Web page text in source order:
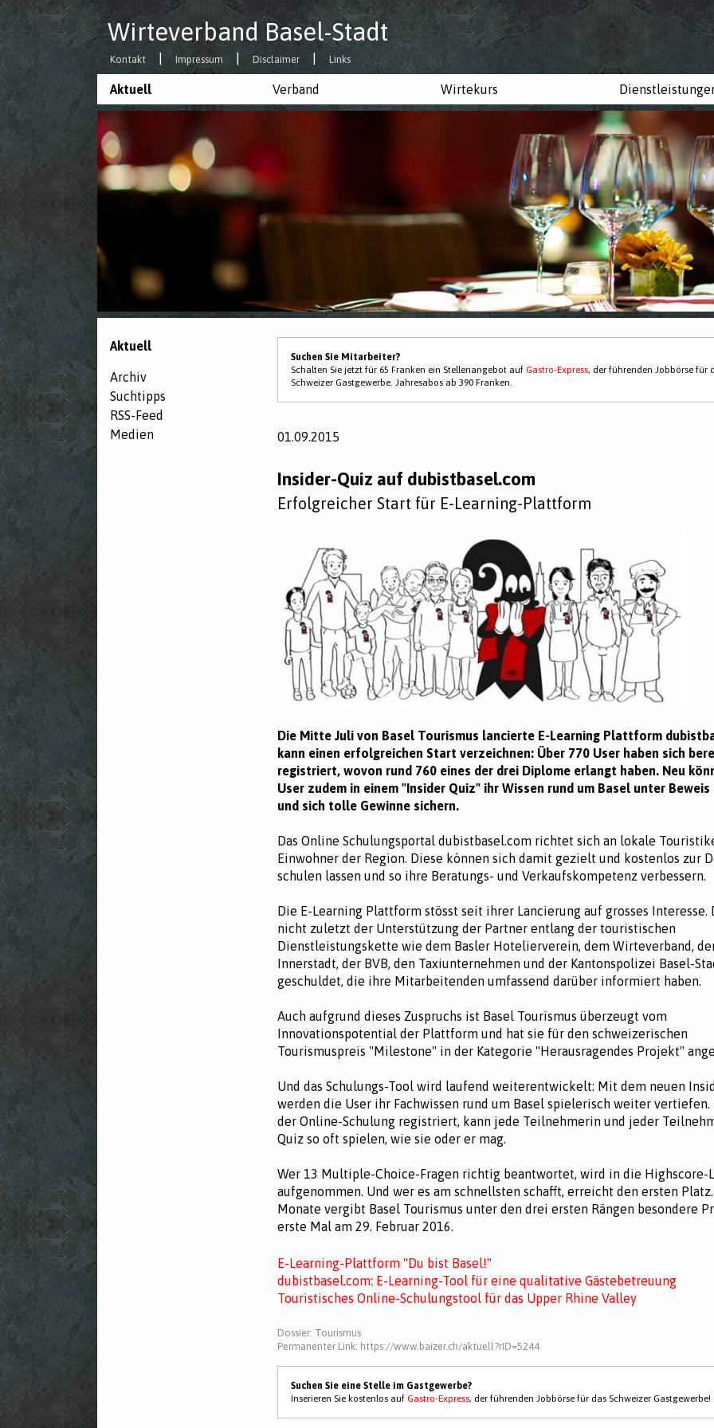
Wirteverband Basel-Stadt
Kontakt Impressum Disclaimer Links
Aktuell Verband Wirtekurs
Aktuell
Archiv
Suchtipps
RSS-Feed
Medien
Suchen Sie Mitarbeiter?
Schalten Sie jetzt für 65 Franken ein Stellenangebot auf Gastro-Express, der führenden Jobbörse für
Schweizer Gastgewerbe. Jahresabos ab 390 Franken.
01.09.2015
Insider-Quiz auf dubistbasel.com
Erfolgreicher Start für E-Learning-Plattform
Die Mitte Juli von Basel Tourismus lancierte E-Learning Plattform
kann einen erfolgreichen Start verzeichnen: Über 770 User haben sich
registriert, wovon rund 760 eines der drei Diplome erlangt haben. Neu
User zudem in einem "Insider Quiz" ihr Wissen rund um Basel unter
und sich tolle Gewinne sichern.
Das Online Schulungsportal dubistbasel.com richtet sich an lokale
Einwohner der Region. Diese können sich damit gezielt und kostenlos zur
schulen lassen und so ihre Beratungs- und Verkaufskompetenz verbessern.
Die E-Learning Plattform stösst seit ihrer Lancierung auf grosses Interesse.
nicht zuletzt der Unterstützung der Partner entlang der touristischen
Dienstleistungskette wie dem Basler Hotelierverein, dem Wirteverband,
Innerstadt, der BVB, den Taxiunternehmen und der Kantonspolizei Basel-
geschuldet, die ihre Mitarbeitenden umfassend darüber informiert haben.
Auch aufgrund dieses Zuspruchs ist Basel Tourismus überzeugt vom
Innovationspotential der Plattform und hat sie für den schweizerischen
Tourismuspreis "Milestone" in der Kategorie "Herausragendes Projekt"
Und das Schulungs-Tool wird laufend weiterentwickelt: Mit dem neuen
werden die User ihr Fachwissen rund um Basel spielerisch weiter vertiefen.
der Online-Schulung registriert, kann jede Teilnehmerin und jeder
Quiz so oft spielen, wie sie oder er mag.
Wer 13 Multiple-Choice-Fragen richtig beantwortet, wird in die Highscore-
aufgenommen. Und wer es am schnellsten schafft, erreicht den ersten
Monate vergibt Basel Tourismus unter den drei ersten Rängen besondere
erste Mal am 29. Februar 2016.
E-Learning-Plattform "Du bist Basel!"
dubistbasel.com: E-Learning-Tool für eine qualitative Gästebetreuung
Touristisches Online-Schulungstool für das Upper Rhine Valley
Dossier: Tourismus
Permanenter Link: https://www.baizer.ch/aktuell?rID=5244
Suchen Sie eine Stelle im Gastgewerbe?
Inserieren Sie kostenlos auf Gastro-Express, der führenden Jobbörse für das Schweizer Gastgewerbe!